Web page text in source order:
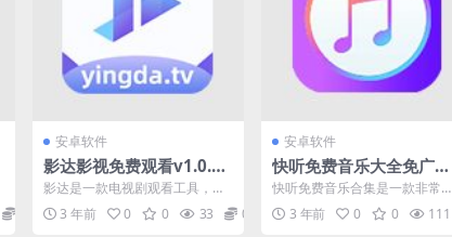
安卓软件
影达影视免费观看v1.0.14
一款电视剧观看工具
影达是一款电视剧观看工具，可
以免费影视用户提供各种精彩的
影视资源。 通过这款软件...
3 年前 0 0 33 0
安卓软件
快听免费音乐大全免广告v
9.0 一款非常流行的音乐
播放器
快听免费音乐合集是一款非常流
行的音乐播放器。 这里的音乐资
源不仅丰富而且非常齐全...
3 年前 0 0 111